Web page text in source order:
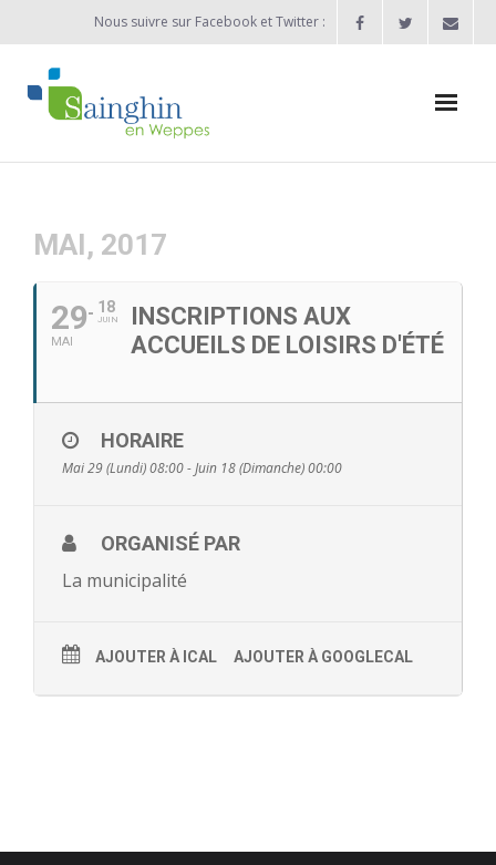
Nous suivre sur Facebook et Twitter :
Agenda
- Allocation d’études 2025/2026
- Vie scolaire
- - Ecole Maternelle Thomas Pesquet
- - Ecole Yann Arthus-Bertrand
- - Ecole Sainte Marie
MAI, 2017
29
MAI
18
JUIN
INSCRIPTIONS AUX
ACCUEILS DE LOISIRS D'ÉTÉ
HORAIRE
Mai 29 (Lundi) 08:00 - Juin 18 (Dimanche) 00:00
ORGANISÉ PAR
La municipalité
AJOUTER À ICAL AJOUTER À GOOGLECAL